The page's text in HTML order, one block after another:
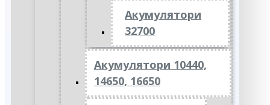
Акумулятори
32700
Акумулятори 10440,
14650, 16650